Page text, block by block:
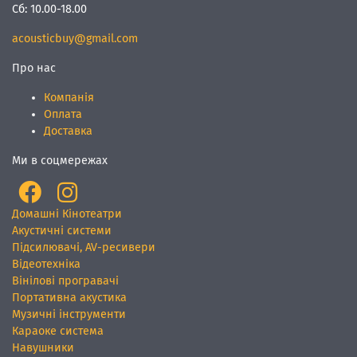
Сб: 10.00-18.00
acousticbuy@gmail.com
Про нас
Компанія
Оплата
Доставка
Ми в соцмережах
Домашні Кінотеатри
Акустичні системи
Підсилювачі, AV-ресивери
Відеотехніка
Вінілові програвачі
Портативна акустика
Музичні інструменти
Караоке система
Навушники